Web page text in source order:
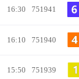
16:30 751941
16:10 751940
15:50 751939